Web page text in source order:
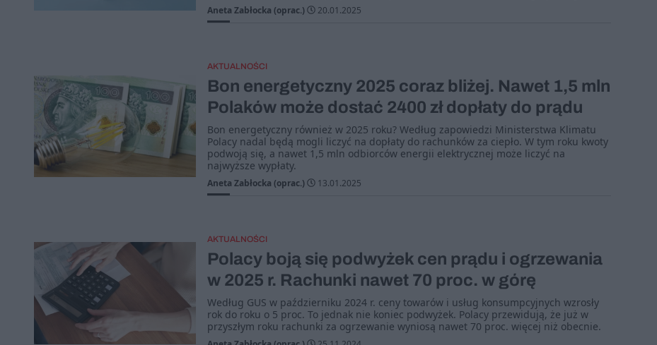
Aneta Zabłocka (oprac.) 20.01.2025
AKTUALNOŚCI
Bon energetyczny 2025 coraz bliżej. Nawet 1,5 mln
Polaków może dostać 2400 zł dopłaty do prądu
Bon energetyczny również w 2025 roku? Według zapowiedzi Ministerstwa Klimatu
Polacy nadal będą mogli liczyć na dopłaty do rachunków za ciepło. W tym roku kwoty
podwoją się, a nawet 1,5 mln odbiorców energii elektrycznej może liczyć na
najwyższe wypłaty.
Aneta Zabłocka (oprac.) 13.01.2025
AKTUALNOŚCI
Polacy boją się podwyżek cen prądu i ogrzewania
w 2025 r. Rachunki nawet 70 proc. w górę
Według GUS w październiku 2024 r. ceny towarów i usług konsumpcyjnych wzrosły
rok do roku o 5 proc. To jednak nie koniec podwyżek. Polacy przewidują, że już w
przyszłym roku rachunki za ogrzewanie wyniosą nawet 70 proc. więcej niż obecnie.